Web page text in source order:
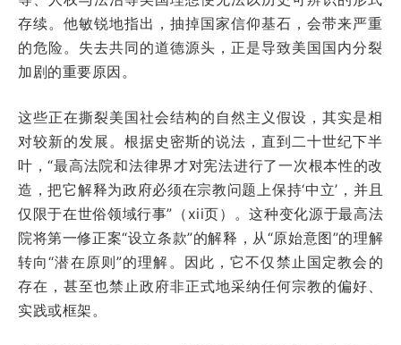
存续。他敏锐地指出，抽掉国家信仰基石，会带来严重
的危险。失去共同的道德源头，正是导致美国国内分裂
加剧的重要原因。
这些正在撕裂美国社会结构的自然主义假设，其实是相
对较新的发展。根据史密斯的说法，直到二十世纪下半
叶，“最高法院和法律界才对宪法进行了一次根本性的改
造，把它解释为政府必须在宗教问题上保持‘中立’，并且
仅限于在世俗领域行事”（xii页）。这种变化源于最高法
院将第一修正案“设立条款”的解释，从“原始意图”的理解
转向“潜在原则”的理解。因此，它不仅禁止国定教会的
存在，甚至也禁止政府非正式地采纳任何宗教的偏好、
实践或框架。